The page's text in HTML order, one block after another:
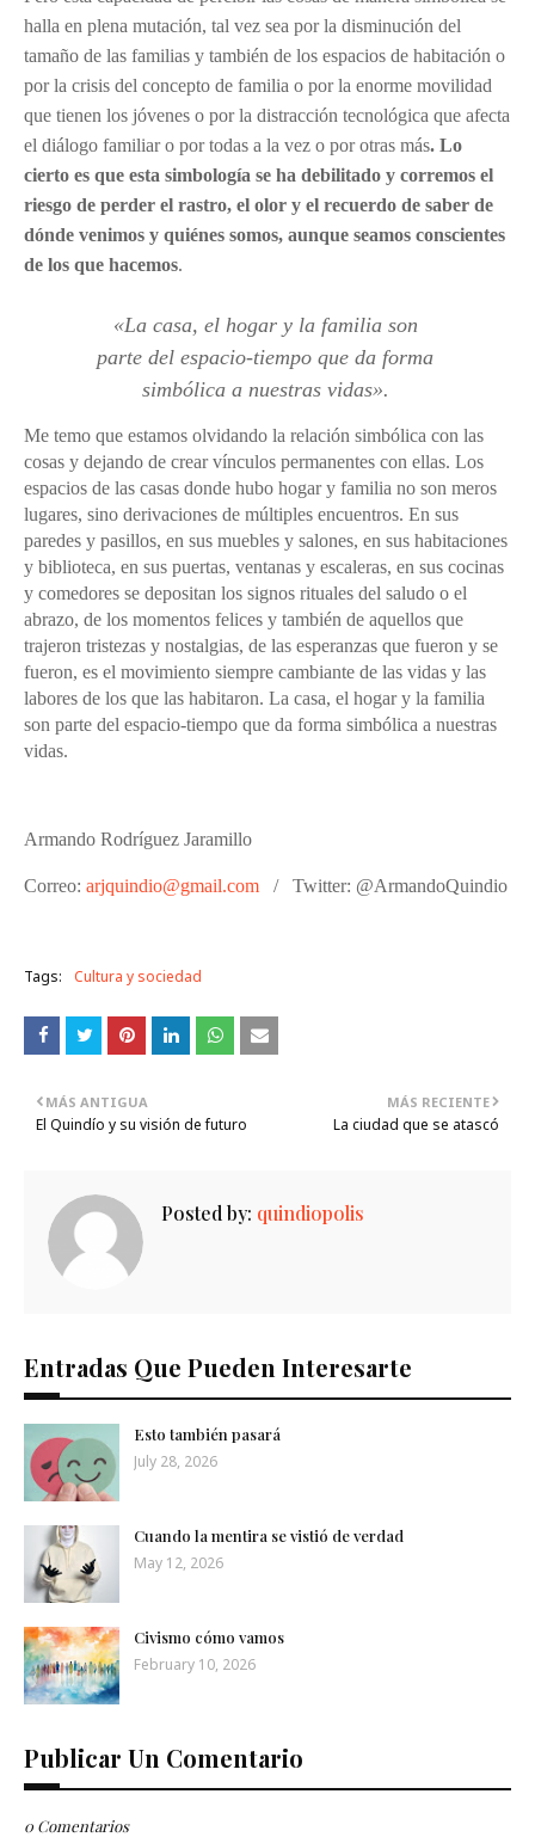
halla en plena mutación, tal vez sea por la disminución del
tamaño de las familias y también de los espacios de habitación o
por la crisis del concepto de familia o por la enorme movilidad
que tienen los jóvenes o por la distracción tecnológica que afecta
el diálogo familiar o por todas a la vez o por otras más. Lo
cierto es que esta simbología se ha debilitado y corremos el
riesgo de perder el rastro, el olor y el recuerdo de saber de
dónde venimos y quiénes somos, aunque seamos conscientes
de los que hacemos.
«La casa, el hogar y la familia son
parte del espacio-tiempo que da forma
simbólica a nuestras vidas».
Me temo que estamos olvidando la relación simbólica con las
cosas y dejando de crear vínculos permanentes con ellas. Los
espacios de las casas donde hubo hogar y familia no son meros
lugares, sino derivaciones de múltiples encuentros. En sus
paredes y pasillos, en sus muebles y salones, en sus habitaciones
y biblioteca, en sus puertas, ventanas y escaleras, en sus cocinas
y comedores se depositan los signos rituales del saludo o el
abrazo, de los momentos felices y también de aquellos que
trajeron tristezas y nostalgias, de las esperanzas que fueron y se
fueron, es el movimiento siempre cambiante de las vidas y las
labores de los que las habitaron. La casa, el hogar y la familia
son parte del espacio-tiempo que da forma simbólica a nuestras
vidas.
Armando Rodríguez Jaramillo
Correo: arjquindio@gmail.com / Twitter: @ArmandoQuindio
Tags: Cultura y sociedad
MÁS RECIENTE
La ciudad que se atascó
MÁS ANTIGUA
El Quindío y su visión de futuro
Posted by: quindiopolis
Entradas Que Pueden Interesarte
Esto también pasará
July 28, 2026
Cuando la mentira se vistió de verdad
May 12, 2026
Civismo cómo vamos
February 10, 2026
Publicar Un Comentario
0 Comentarios